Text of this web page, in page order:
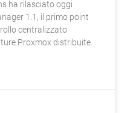
ha rilasciato oggi
1.1, il primo point
centralizzato
Proxmox distribuite.